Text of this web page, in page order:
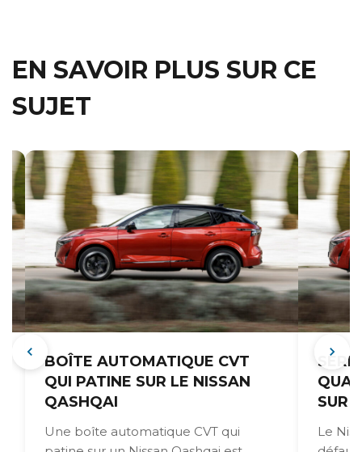
EN SAVOIR PLUS SUR CE
SUJET
BOÎTE AUTOMATIQUE CVT
QUI PATINE SUR LE NISSAN
QASHQAI
Une boîte automatique CVT qui
SUR
Le